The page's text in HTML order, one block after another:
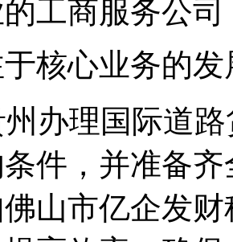
工商服务公
核心业务的发
州办理国际道
件，并准备
山市亿企发